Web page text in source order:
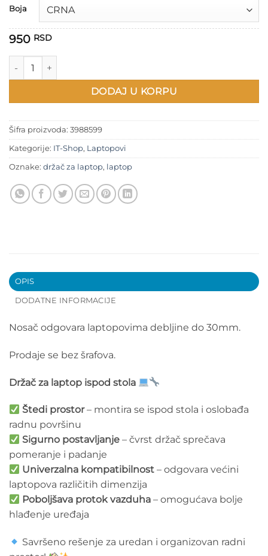
1.050 RSD
Boja
950 RSD
Držač za laptop ispod stola količina
DODAJ U KORPU
Šifra proizvoda: 3988599
Kategorije: IT-Shop, Laptopovi
Oznake: držač za laptop, laptop
OPIS
DODATNE INFORMACIJE
Nosač odgovara laptopovima debljine do 30mm.
Prodaje se bez šrafova.
Držač za laptop ispod stola
Štedi prostor– montira se ispod stola i oslobađa
radnu površinu
Sigurno postavljanje – čvrst držač sprečava
pomeranje i padanje
Univerzalna kompatibilnost – odgovara većini
laptopova različitih dimenzija
Poboljšava protok vazduha – omogućava bolje
hlađenje uređaja
Savršeno rešenje za uredan i organizovan radni